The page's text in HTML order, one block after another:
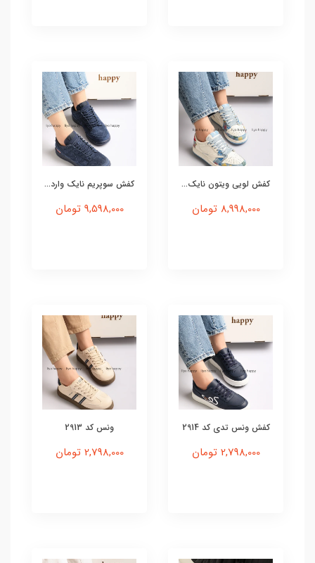
کفش لویی ویتون نایک...
8,998,000 تومان
کفش سوپریم نایک وارد...
9,598,000 تومان
کفش ونس تدی کد 2914
2,798,000 تومان
ونس کد 2913
2,798,000 تومان